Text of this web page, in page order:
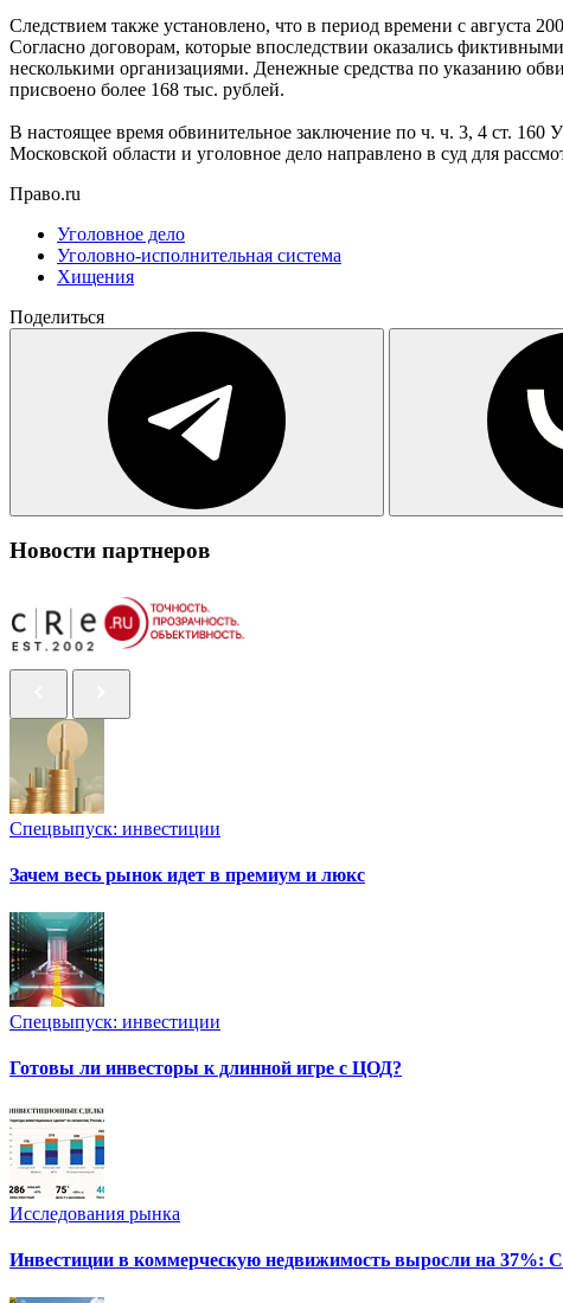
Следствием также установлено, что в период времени с августа
Согласно договорам, которые впоследствии оказались
несколькими организациями. Денежные средства по указанию
присвоено более 168 тыс. рублей.
В настоящее время обвинительное заключение по ч. ч. 3, 4 ст.
Московской области и уголовное дело направлено в суд для
Право.ru
Уголовное дело
Уголовно-исполнительная система
Хищения
Поделиться
Новости партнеров
Спецвыпуск: инвестиции
Зачем весь рынок идет в премиум и люкс
Спецвыпуск: инвестиции
Готовы ли инвесторы к длинной игре с ЦОД?
Исследования рынка
Инвестиции в коммерческую недвижимость выросли на 37%: